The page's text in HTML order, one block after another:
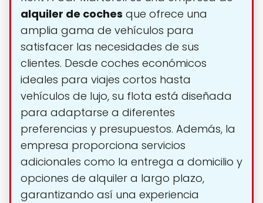
alquiler de coches que ofrece una
amplia gama de vehículos para
satisfacer las necesidades de sus
clientes. Desde coches económicos
ideales para viajes cortos hasta
vehículos de lujo, su flota está diseñada
para adaptarse a diferentes
preferencias y presupuestos. Además, la
empresa proporciona servicios
adicionales como la entrega a domicilio y
opciones de alquiler a largo plazo,
garantizando así una experiencia